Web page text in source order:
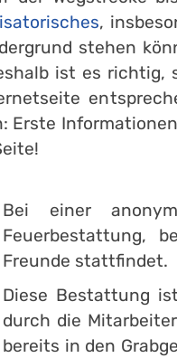
,
stehen
ist es
Erste
Bei einer
Feuerbestattung,
Freunde stattfindet.
Diese Bestattung
durch die
bereits in den